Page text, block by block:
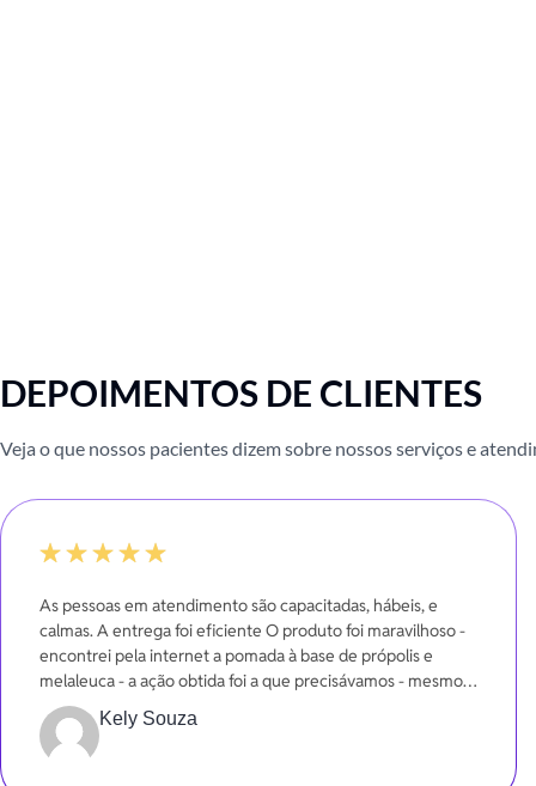
DEPOIMENTOS DE CLIENTES
Veja o que nossos pacientes dizem sobre nossos serviços e
As pessoas em atendimento são capacitadas, hábeis, e
calmas. A entrega foi eficiente O produto foi maravilhoso -
encontrei pela internet a pomada à base de própolis e
melaleuca - a ação obtida foi a que precisávamos - mesmo
em poucos dias.
Kely Souza